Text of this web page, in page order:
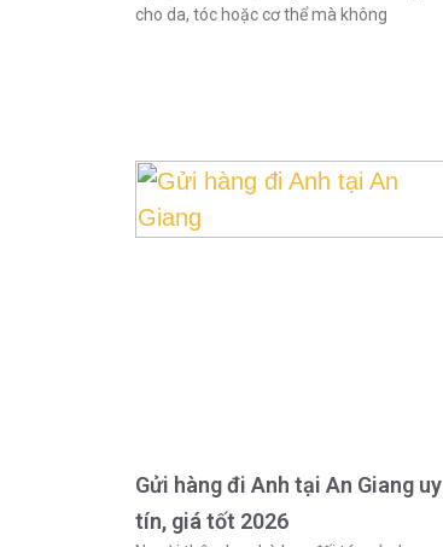
cho da, tóc hoặc cơ thể mà không
Gửi hàng đi Anh tại An Giang uy
tín, giá tốt 2026